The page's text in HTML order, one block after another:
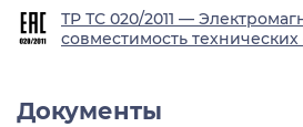
ТР ТС 020/2011 —
совместимость технических
Документы